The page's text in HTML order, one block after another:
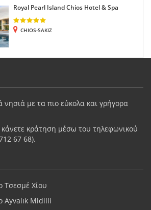
Royal Pearl Island Chios Hotel & Spa
CHIOS-SAKIZ
νησιά με τα πιο εύκολα και γρήγορα
κράτηση μέσω του τηλεφωνικού
67 68).
Τσεσμέ Χίου
Ayvalık Midilli